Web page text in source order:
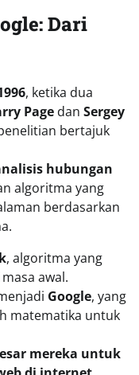
Dari
, ketika dua
Page dan Sergey
bertajuk
hubungan
algoritma yang
berdasarkan
, algoritma yang
awal.
Google, yang
matematika untuk
mereka untuk